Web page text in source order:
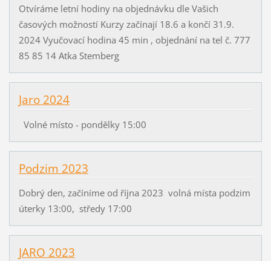
Otvíráme letní hodiny na objednávku dle Vašich
časových možností Kurzy začínají 18.6 a končí 31.9.
2024 Vyučovací hodina 45 min , objednání na tel č. 777
85 85 14 Atka Stemberg
Jaro 2024
Volné místo - pondělky 15:00
Podzim 2023
Dobrý den, začíníme od října 2023 volná místa podzim
úterky 13:00, středy 17:00
JARO 2023